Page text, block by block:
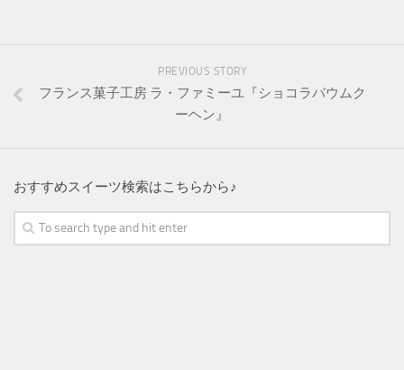
PREVIOUS STORY
フランス菓子工房 ラ・ファミーユ『ショコラバウムク
ーヘン』
おすすめスイーツ検索はこちらから♪